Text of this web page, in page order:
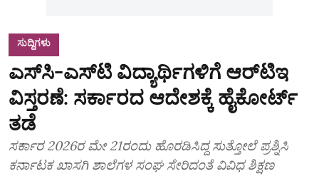
ಸುದ್ದಿಗಳು
ಎಸ್‌ಸಿ-ಎಸ್‌ಟಿ ವಿದ್ಯಾರ್ಥಿಗಳಿಗೆ ಆರ್‌ಟಿಇ
ವಿಸ್ತರಣೆ: ಸರ್ಕಾರದ ಆದೇಶಕ್ಕೆ ಹೈಕೋರ್ಟ್
ತಡೆ
ಸರ್ಕಾರ 2026ರ ಮೇ 21ರಂದು ಹೊರಡಿಸಿದ್ದ ಸುತ್ತೋಲೆ ಪ್ರಶ್ನಿಸಿ
ಕರ್ನಾಟಕ ಖಾಸಗಿ ಶಾಲೆಗಳ ಸಂಘ ಸೇರಿದಂತೆ ವಿವಿಧ ಶಿಕ್ಷಣ